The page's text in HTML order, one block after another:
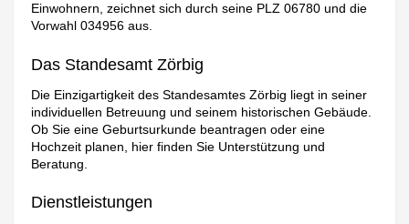
Einwohnern, zeichnet sich durch seine PLZ 06780 und die
Vorwahl 034956 aus.
Das Standesamt Zörbig
Die Einzigartigkeit des Standesamtes Zörbig liegt in seiner
individuellen Betreuung und seinem historischen Gebäude.
Ob Sie eine Geburtsurkunde beantragen oder eine
Hochzeit planen, hier finden Sie Unterstützung und
Beratung.
Dienstleistungen